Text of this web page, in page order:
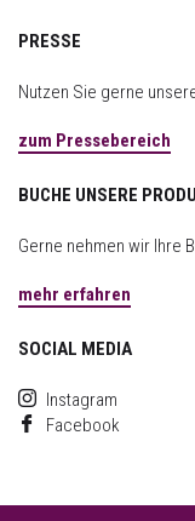
PRESSE
Nutzen Sie gerne
zum Pressebereich
BUCHE UNSERE
Gerne nehmen wir Ihre
mehr erfahren
SOCIAL MEDIA
Instagram
Facebook